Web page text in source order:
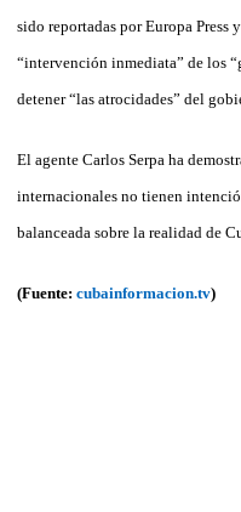
sido reportadas por Europa Press
“intervención inmediata” de los
detener “las atrocidades” del
El agente Carlos Serpa ha
internacionales no tienen
balanceada sobre la realidad de
(Fuente: cubainformacion.tv)